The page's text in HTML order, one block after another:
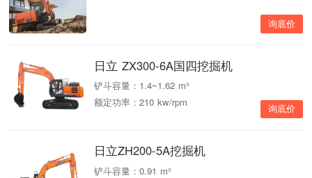
询底价
日立 ZX300-6A国四挖掘机
铲斗容量：1.4~1.62 m³
额定功率：210 kw/rpm
询底价
日立ZH200-5A挖掘机
铲斗容量：0.91 m³